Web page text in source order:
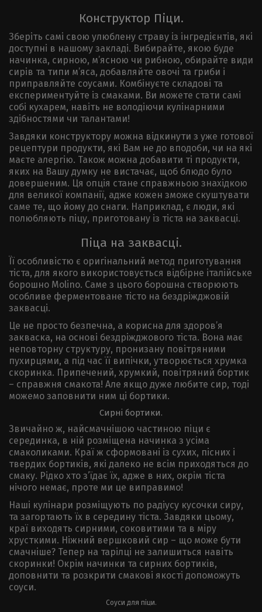
Конструктор Піци.
Зберіть самі свою улюблену страву із інгредієнтів, які
доступні в нашому закладі. Вибирайте, якою буде
начинка, сирною, м’ясною чи рибною, обирайте види
сирів та типи м’яса, добавляйте овочі та гриби і
приправляйте соусами. Комбінуєте складові та
експериментуйте із смаками. Ви можете стати самі
собі кухарем, навіть не володіючи кулінарними
здібностями чи талантами!
Завдяки конструктору можна відкинути з уже готової
рецептури продукти, які Вам не до вподоби, чи на які
маєте алергію. Також можна добавити ті продукти,
яких на Вашу думку не вистачає, щоб блюдо було
довершеним. Ця опція стане справжньою знахідкою
для великої компанії, адже кожен зможе скуштувати
саме те, що йому до снаги. Наприклад, є люди, які
полюбляють піцу, приготовану із тіста на заквасці.
Піца на заквасці.
Її особливістю є оригінальний метод приготування
тіста, для якого використовується відбірне італійське
борошно Molino. Саме з цього борошна створюють
особливе ферментоване тісто на бездріжджовій
заквасці.
Це не просто безпечна, а корисна для здоров’я
закваска, на основі бездріжджового тіста. Вона має
неповторну структуру, пронизану повітряними
пухирцями, а під час її випічки, утворюється хрумка
скоринка. Припечений, хрумкий, повітряний бортик
– справжня смакота! Але якщо дуже любите сир, тоді
можемо заповнити ним ці бортики.
Сирні бортики.
Звичайно ж, найсмачнішою частиною піци є
серединка, в ній розміщена начинка з усіма
смаколиками. Краї ж сформовані із сухих, пісних і
твердих бортиків, які далеко не всім приходяться до
смаку. Рідко хто з’їдає їх, адже в них, окрім тіста
нічого немає, проте ми це виправимо!
Наші кулінари розміщують по радіусу кусочки сиру,
та загортають їх в середину тіста. Завдяки цьому,
краї виходять сирними, соковитими та в міру
хрусткими. Ніжний вершковий сир – що може бути
смачніше? Тепер на тарілці не залишиться навіть
скоринки! Окрім начинки та сирних бортиків,
доповнити та розкрити смакові якості допоможуть
соуси.
Соуси для піци.